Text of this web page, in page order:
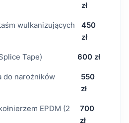
zł
wulkanizujących
450
zł
Tape) 600 zł
do narożników
550
zł
EPDM (2
700
zł